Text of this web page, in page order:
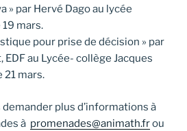
» par Hervé Dago au lycée
mars.
pour prise de décision » par
EDF au Lycée- collège Jacques
21 mars.
demander plus d’informations à
à promenades@animath.frou